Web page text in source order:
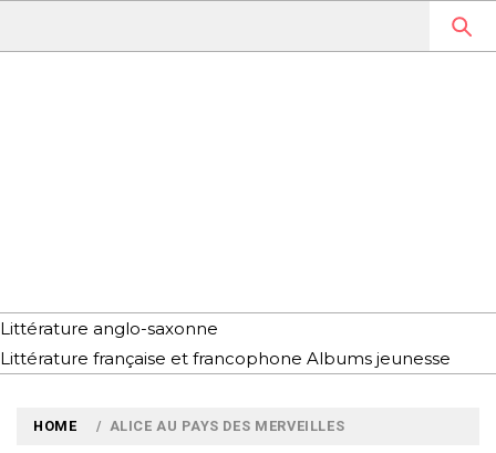
Littérature anglo-saxonne
Littérature française et francophone Albums jeunesse
HOME ALICE AU PAYS DES MERVEILLES